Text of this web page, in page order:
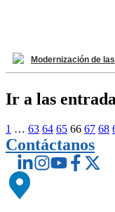
Modernización de
Ir a las
1 … 63 64 65 66 67 68
Contáctanos